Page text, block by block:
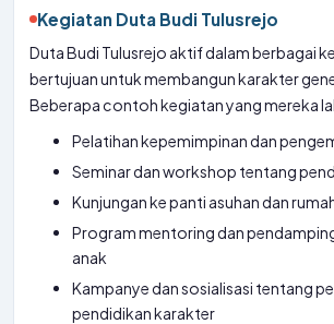
Kegiatan Duta Budi Tulusrejo
Duta Budi Tulusrejo aktif dalam berbagai
bertujuan untuk membangun karakter
Beberapa contoh kegiatan yang mereka
Pelatihan kepemimpinan dan
Seminar dan workshop tentang
Kunjungan ke panti asuhan dan
Program mentoring dan
anak
Kampanye dan sosialisasi tentang
pendidikan karakter